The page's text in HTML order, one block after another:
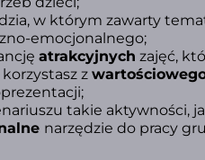
w którym zawarty
emocjonalnego;
atrakcyjnych zajęć,
korzystasz z
takie aktywności,
narzędzie do pracy